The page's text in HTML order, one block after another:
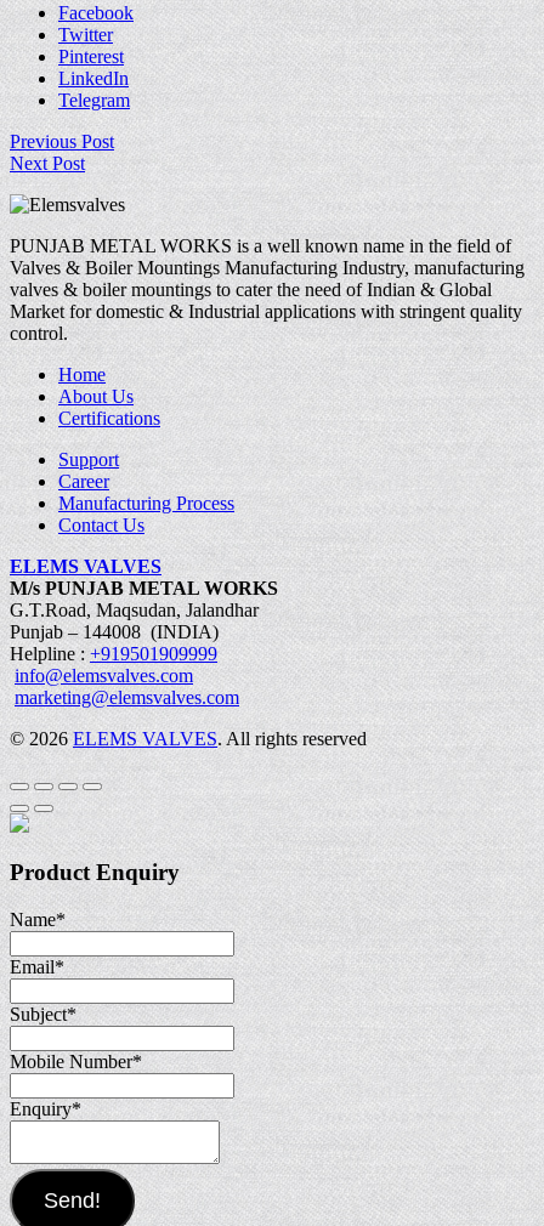
Facebook
Twitter
Pinterest
LinkedIn
Telegram
Previous Post
Next Post
PUNJAB METAL WORKS is a well known name in the field of
Valves & Boiler Mountings Manufacturing Industry, manufacturing
valves & boiler mountings to cater the need of Indian & Global
Market for domestic & Industrial applications with stringent quality
control.
Home
About Us
Certifications
Support
Career
Manufacturing Process
Contact Us
ELEMS VALVES
M/s PUNJAB METAL WORKS
G.T.Road, Maqsudan, Jalandhar
Punjab – 144008 (INDIA)
Helpline : +919501909999
info@elemsvalves.com
marketing@elemsvalves.com
© 2026ELEMS VALVES. All rights reserved
Product Enquiry
Name*
Email*
Subject*
Mobile Number*
Enquiry*
Send!